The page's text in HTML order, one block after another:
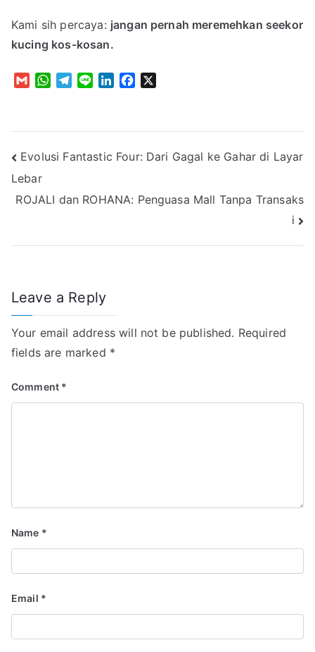
Kami sih percaya: jangan pernah meremehkan seekor
kucing kos-kosan.
G
W
A
T
r
d
o
Post
navigation
Evolusi Fantastic Four: Dari Gagal ke Gahar di Layar
Lebar
ROJALI dan ROHANA: Penguasa Mall Tanpa Transaks
i
Leave a Reply
Your email address will not be published. Required
fields are marked *
Comment *
Name *
Email *